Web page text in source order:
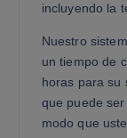
incluyendo la
Nuestro
un tiempo de
horas para su
que puede
modo que